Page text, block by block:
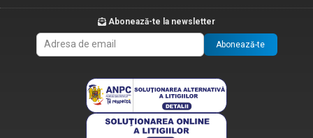
Abonează-te la newsletter
Abonează-te